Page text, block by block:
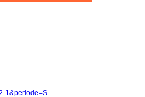
1&periode=S